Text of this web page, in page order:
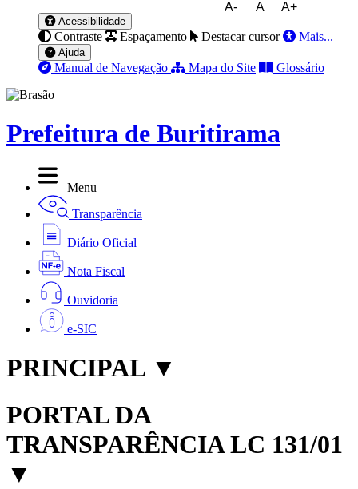
A- A A+
Acessibilidade
Contraste Espaçamento Destacar cursor Mais...
Ajuda
Manual de Navegação Mapa do Site Glossário
Prefeitura de Buritirama
Menu
Transparência
Diário Oficial
Nota Fiscal
Ouvidoria
e-SIC
PRINCIPAL ▼
PORTAL DA
TRANSPARÊNCIA LC 131/01
▼